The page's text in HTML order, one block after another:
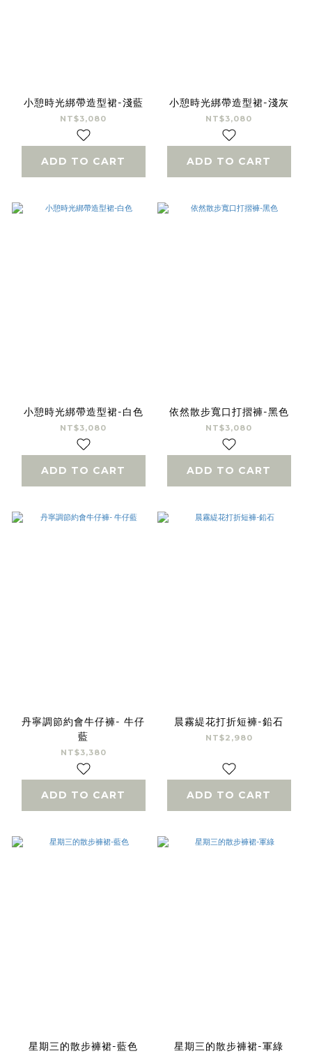
小憩時光綁帶造型裙-淺藍
NT$3,080
ADD TO CART
小憩時光綁帶造型裙-淺灰
NT$3,080
ADD TO CART
小憩時光綁帶造型裙-白色
NT$3,080
ADD TO CART
依然散步寬口打摺褲-黑色
NT$3,080
ADD TO CART
丹寧調節約會牛仔褲- 牛仔
藍
NT$3,380
ADD TO CART
晨霧緹花打折短褲-鉛石
NT$2,980
ADD TO CART
星期三的散步褲裙-藍色 星期三的散步褲裙-軍綠